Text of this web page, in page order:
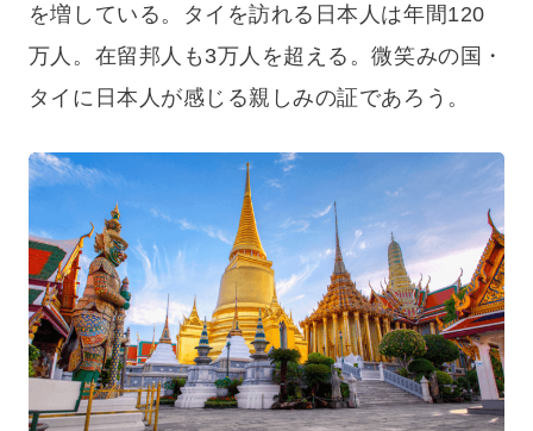
を増している。タイを訪れる日本人は年間120
万人。在留邦人も3万人を超える。微笑みの国・
タイに日本人が感じる親しみの証であろう。